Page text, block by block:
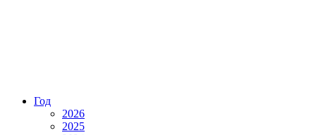
Год
2026
2025